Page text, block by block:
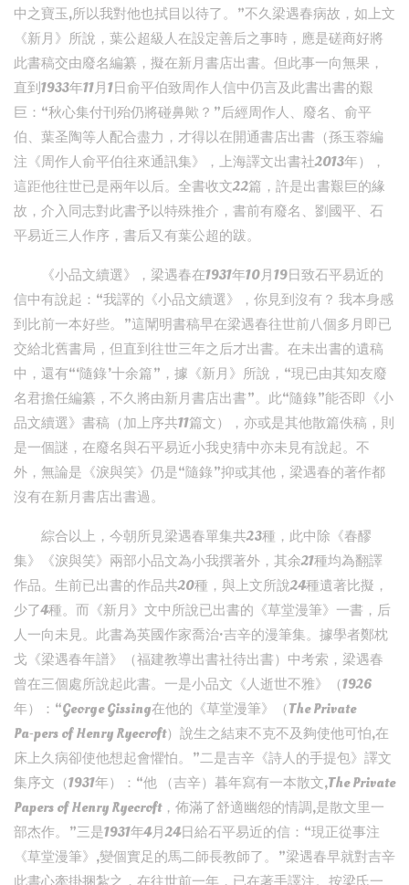
中之寶玉,所以我對他也拭目以待了。”不久梁遇春病故，如上文
《新月》所說，葉公超級人在設定善后之事時，應是磋商好將
此書稿交由廢名編纂，擬在新月書店出書。但此事一向無果，
直到1933年11月1日俞平伯致周作人信中仍言及此書出書的艱
巨：“秋心集付刊殆仍將碰鼻歟？”后經周作人、廢名、俞平
伯、葉圣陶等人配合盡力，才得以在開通書店出書（孫玉蓉編
注《周作人俞平伯往來通訊集》，上海譯文出書社2013年），
這距他往世已是兩年以后。全書收文22篇，許是出書艱巨的緣
故，介入同志對此書予以特殊推介，書前有廢名、劉國平、石
平易近三人作序，書后又有葉公超的跋。
《小品文續選》，梁遇春在1931年10月19日致石平易近的
信中有說起：“我譯的《小品文續選》，你見到沒有？ 我本身感
到比前一本好些。”這闡明書稿早在梁遇春往世前八個多月即已
交給北舊書局，但直到往世三年之后才出書。在未出書的遺稿
中，還有“‘隨錄’十余篇”，據《新月》所說，“現已由其知友廢
名君擔任編纂，不久將由新月書店出書”。此“隨錄”能否即《小
品文續選》書稿（加上序共11篇文），亦或是其他散篇佚稿，則
是一個謎，在廢名與石平易近小我史猜中亦未見有說起。不
外，無論是《淚與笑》仍是“隨錄”抑或其他，梁遇春的著作都
沒有在新月書店出書過。
綜合以上，今朝所見梁遇春單集共23種，此中除《春醪
集》《淚與笑》兩部小品文為小我撰著外，其余21種均為翻譯
作品。生前已出書的作品共20種，與上文所說24種遺著比擬，
少了4種。而《新月》文中所說已出書的《草堂漫筆》一書，后
人一向未見。此書為英國作家喬治·吉辛的漫筆集。據學者鄭枕
戈《梁遇春年譜》（福建教導出書社待出書）中考索，梁遇春
曾在三個處所說起此書。一是小品文《人逝世不雅》（1926
年）：“George Gissing在他的《草堂漫筆》（The Private
Pa⁃pers of Henry Ryecroft）說生之結束不克不及夠使他可怕,在
床上久病卻使他想起會懼怕。”二是吉辛《詩人的手提包》譯文
集序文（1931年）：“他 （吉辛）暮年寫有一本散文,The Private
Papers of Henry Ryecroft，佈滿了舒適幽怨的情調,是散文里一
部杰作。”三是1931年4月24日給石平易近的信：“現正從事注
《草堂漫筆》,變個實足的馬二師長教師了。”梁遇春早就對吉辛